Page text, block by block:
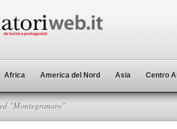
Africa America del Nord Asia Centro
"Montegranaro"